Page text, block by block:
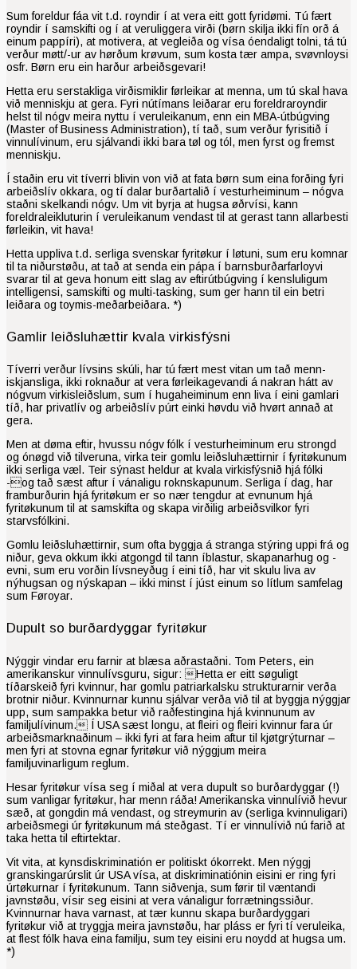
Sum foreldur fáa vit t.d. royndir í at vera eitt gott fyridømi. Tú fært
royndir í samskifti og í at veruliggera virði (børn skilja ikki fín orð á
einum pappíri), at motivera, at vegleiða og vísa óendaligt tolni, tá tú
verður møtt/-ur av hørðum krøvum, sum kosta tær ampa, svøvnloysi
osfr. Børn eru ein harður arbeiðsgevari!
Hetta eru serstakliga virðismiklir førleikar at menna, um tú skal hava
við menniskju at gera. Fyri nútímans leiðarar eru foreldraroyndir
helst til nógv meira nyttu í veru­leikanum, enn ein MBA-útbúgving
(Master of Business Administration), tí tað, sum verður fyrisitið í
vinnulívinum, eru sjálvandi ikki bara tøl og tól, men fyrst og fremst
menniskju.
Í staðin eru vit tíverri blivin von við at fata børn sum eina forðing fyri
arbeiðslív okkara, og tí dalar burðartalið í vesturheiminum – nógva
staðni skelkandi nógv. Um vit byrja at hugsa øðrvísi, kann
foreldraleikluturin í veru­leikanum vendast til at gerast tann allarbesti
førleikin, vit hava!
Hetta uppliva t.d. serliga svenskar fyritøkur í løtuni, sum eru komnar
til ta niðurstøðu, at tað at senda ein pápa í barns­burðarfarloyvi
svarar til at geva honum eitt slag av eftirútbúgving í kensluligum
intelligensi, sam­skifti og multi-tasking, sum ger hann til ein betri
leiðara og toymis-meðarbeiðara. *)
Gamlir leiðsluhættir kvala virkisfýsni
Tíverri verður lívsins skúli, har tú fært mest vitan um tað menn­
iskjansliga, ikki roknaður at vera førleikagevandi á nakran hátt av
nógvum virkisleiðslum, sum í hugaheiminum enn liva í eini gamlari
tíð, har privatlív og arbeiðslív púrt einki høvdu við hvørt annað at
gera.
Men at døma eftir, hvussu nógv fólk í vesturheiminum eru strongd
og ónøgd við tilveruna, virka teir gomlu leiðsluhættirnir í fyri­tøk­unum
ikki ser­liga væl. Teir sýn­ast held­ur at kvala virkis­fýsnið hjá fólki
-og tað sæst aftur í vána­ligu rokn­skap­un­um. Serliga í dag, har
framburðurin hjá fyritøkum er so nær tengdur at evnunum hjá
fyritøkunum til at samskifta og skapa virðilig arbeiðsvilkor fyri
starvsfólkini.
Gomlu leiðsluhættirnir, sum ofta byggja á stranga stýring uppi frá og
niður, geva okkum ikki atgongd til tann íblastur, skapanarhug og -
evni, sum eru vorðin lívsneyðug í eini tíð, har vit skulu liva av
nýhugsan og nýskapan – ikki minst í júst einum so lítlum sam­felag
sum Føroyar.
Dupult so burðardyggar fyritøkur
Nýggir vindar eru farnir at blæsa aðrastaðni. Tom Peters, ein
amerikanskur vinnu­lívs­guru, sigur: Hetta er eitt søgu­ligt
tíðarskeið fyri kvinnur, har gomlu patriarkalsku struk­turarnir verða
brotnir niður. Kvinnurnar kunnu sjálvar verða við til at byggja nýggjar
upp, sum sampakka betur við raðfestingina hjá kvinnunum av
familjulívinum. Í USA sæst longu, at fleiri og fleiri kvinnur fara úr
arbeiðsmarknaðinum – ikki fyri at fara heim aft­ur til kjøt­grýturnar –
men fyri at stovna egnar fyritøkur við nýggjum meira
familjuvinarligum reglum.
Hesar fyritøkur vísa seg í miðal at vera dupult so burðardyggar (!)
sum vanligar fyritøkur, har menn ráða! Amerikanska vinnulívið hevur
sæð, at gongdin má vendast, og streymurin av (serliga kvinnuligari)
arbeiðs­megi úr fyritøkunum má steðgast. Tí er vinnulívið nú farið at
taka hetta til eftirtektar.
Vit vita, at kynsdiskriminatión er politiskt ókorrekt. Men nýggj
granskingarúrslit úr USA vísa, at diskriminatiónin eisini er ring fyri
úrtøkurnar í fyritøkunum. Tann siðvenja, sum førir til væntandi
javnstøðu, vísir seg eisini at vera vánaligur forrætningssiður.
Kvinnurnar hava varnast, at tær kunnu skapa burðardyggari
fyritøkur við at tryggja meira javnstøðu, har pláss er fyri tí veruleika,
at flest fólk hava eina familju, sum tey eisini eru noydd at hugsa um.
*)